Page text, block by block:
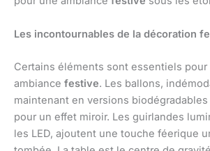
Les incontournables de la décoration
Certains éléments sont essentiels pour
ambiance festive. Les ballons,
maintenant en versions
pour un effet miroir. Les guirlandes
les LED, ajoutent une touche féerique